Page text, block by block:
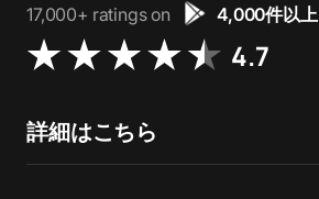
17,000+ ratings on 4,000件以上
4.7
詳細はこちら